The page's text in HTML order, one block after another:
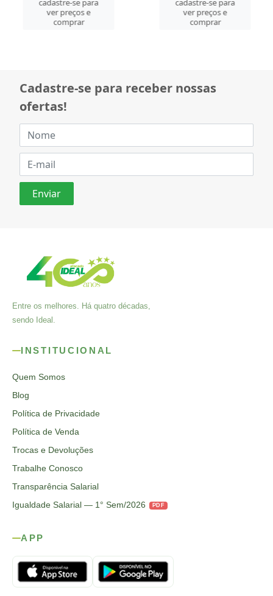
cadastre-se para
ver preços e
comprar
cadastre-se para
ver preços e
comprar
Cadastre-se para receber nossas
ofertas!
Entre os melhores. Há quatro décadas,
sendo Ideal.
INSTITUCIONAL
Quem Somos
Blog
Política de Privacidade
Política de Venda
Trocas e Devoluções
Trabalhe Conosco
Transparência Salarial
Igualdade Salarial — 1° Sem/2026
PDF
APP